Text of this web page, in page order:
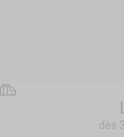
dès